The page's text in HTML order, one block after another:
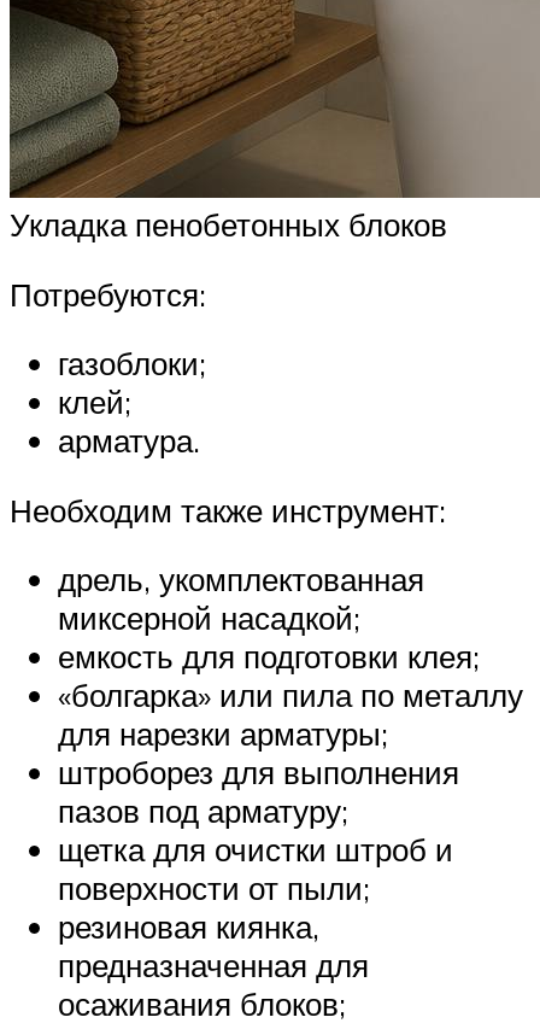
Укладка пенобетонных блоков
Потребуются:
газоблоки;
клей;
арматура.
Необходим также инструмент:
дрель, укомплектованная
миксерной насадкой;
емкость для подготовки клея;
«болгарка» или пила по металлу
для нарезки арматуры;
штроборез для выполнения
пазов под арматуру;
щетка для очистки штроб и
поверхности от пыли;
резиновая киянка,
предназначенная для
осаживания блоков;